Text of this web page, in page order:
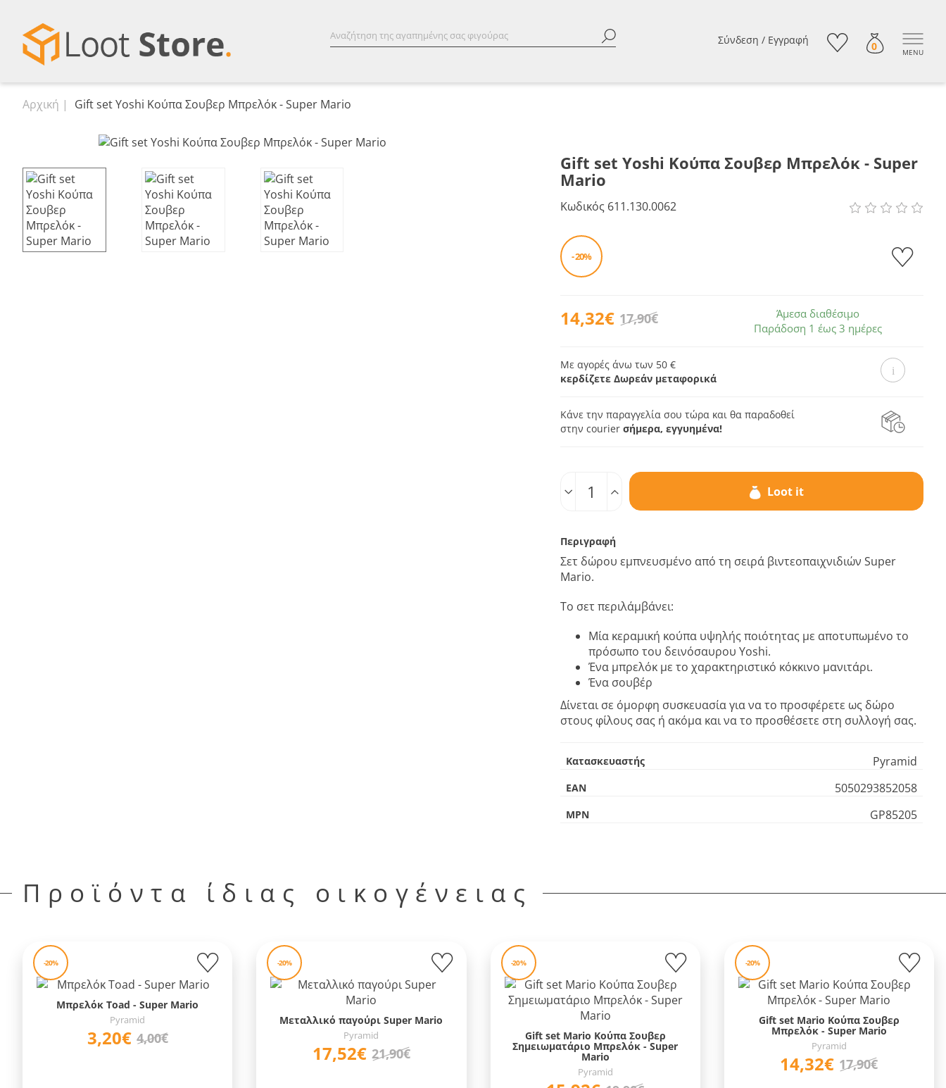
Σύνδεση / Εγγραφή 0 MENU
Αρχική Gift set Yoshi Κούπα Σουβερ Μπρελόκ - Super Mario
Gift set Yoshi Κούπα Σουβερ Μπρελόκ - Super
Mario
Κωδικός 611.130.0062
- 20%
14,32€ 17,90€
Άμεσα διαθέσιμο
Παράδοση 1 έως 3 ημέρες
Με αγορές άνω των 50 €
κερδίζετε Δωρεάν μεταφορικά
Κάνε την παραγγελία σου τώρα και θα παραδοθεί
στην courierσήμερα, εγγυημένα!
Loot it
Περιγραφή
Σετ δώρου εμπνευσμένο από τη σειρά βιντεοπαιχνιδιών Super
Mario.
Το σετ περιλάμβάνει:
Μία κεραμική κούπα υψηλής ποιότητας με αποτυπωμένο το
πρόσωπο του δεινόσαυρου Yoshi.
Ένα μπρελόκ με το χαρακτηριστικό κόκκινο μανιτάρι.
Ένα σουβέρ
Δίνεται σε όμορφη συσκευασία για να το προσφέρετε ως δώρο
στους φίλους σας ή ακόμα και να το προσθέσετε στη συλλογή σας.
Κατασκευαστής Pyramid
EAN 5050293852058
MPN GP85205
Προϊόντα ίδιας οικογένειας
-20%
Μπρελόκ Toad - Super Mario
Pyramid
3,20€ 4,00€
-20%
Μεταλλικό παγούρι Super Mario
Pyramid
17,52€ 21,90€
-20%
Gift set Mario Κούπα Σουβερ
Σημειωματάριο Μπρελόκ - Super
Mario
Pyramid
-20%
Gift set Mario Κούπα Σουβερ
Μπρελόκ - Super Mario
Pyramid
14,32€ 17,90€